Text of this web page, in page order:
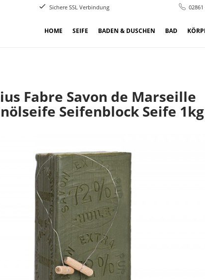
Sichere SSL Verbindung 02861
HOME SEIFE BADEN & DUSCHEN BAD
Fabre Savon de Marseille
Seifenblock Seife 1kg